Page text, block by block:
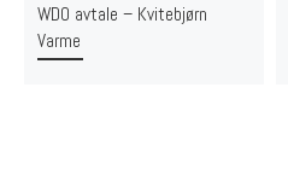
WDO avtale – Kvitebjørn
Varme